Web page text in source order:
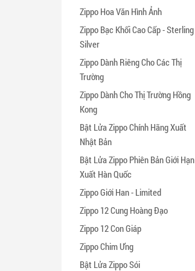
Zippo Hoa Văn Hình Ảnh
Zippo Bạc Khối Cao Cấp - Sterling
Silver
Zippo Dành Riêng Cho Các Thị
Trường
Zippo Dành Cho Thị Trường Hồng
Kong
Bật Lửa Zippo Chính Hãng Xuất
Nhật Bản
Bật Lửa Zippo Phiên Bản Giới Hạn
Xuất Hàn Quốc
Zippo Giới Han - Limited
Zippo 12 Cung Hoàng Đạo
Zippo 12 Con Giáp
Zippo Chim Ưng
Bật Lửa Zippo Sói